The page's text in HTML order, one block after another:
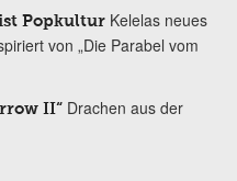
Popkultur Kelelas neues
von „Die Parabel vom
II“ Drachen aus der